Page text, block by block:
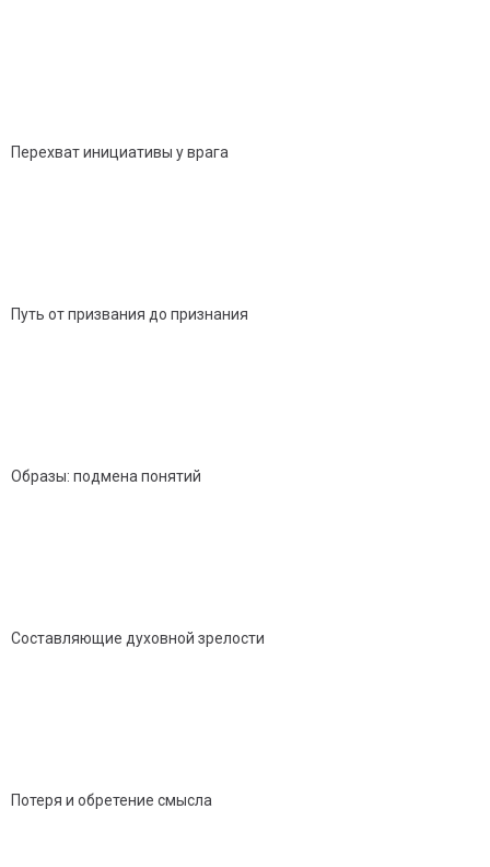
Перехват инициативы у врага
Путь от призвания до признания
Образы: подмена понятий
Составляющие духовной зрелости
Потеря и обретение смысла